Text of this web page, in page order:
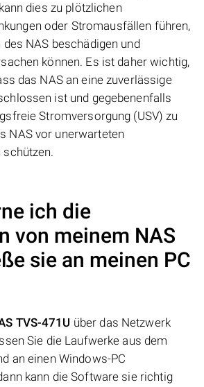
dies zu plötzlichen
oder Stromausfällen führen,
NAS beschädigen und
können. Es ist daher wichtig,
das NAS an eine zuverlässige
ist und gegebenenfalls
Stromversorgung (USV) zu
NAS vor unerwarteten
ich die
von meinem NAS
sie an meinen PC
TVS-471U über das Netzwerk
Sie die Laufwerke aus dem
an einen Windows-PC
kann die Software sie richtig